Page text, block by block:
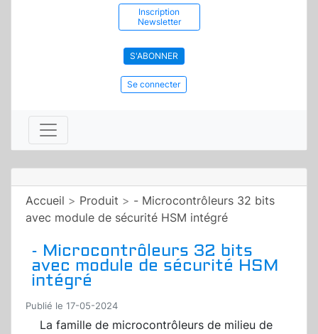
Inscription
Newsletter
S'ABONNER
Se connecter
Accueil > Produit > - Microcontrôleurs 32 bits
avec module de sécurité HSM intégré
- Microcontrôleurs 32 bits
avec module de sécurité HSM
intégré
Publié le 17-05-2024
La famille de microcontrôleurs de milieu de